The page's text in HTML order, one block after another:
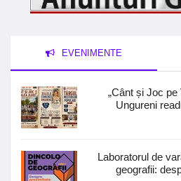
EVENIMENTE
„Cânt și Joc pe
Ungureni
Laboratorul de
geografii: